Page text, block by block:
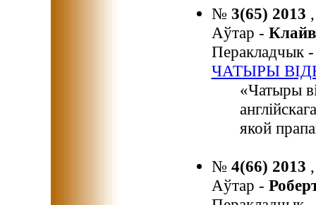
№ 3(65) 2013
Аўтар -
Перакладчык
ЧАТЫРЫ
«Чатыры
якой
№ 4(66) 2013
Аўтар -